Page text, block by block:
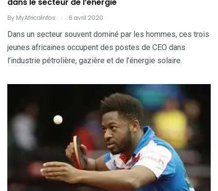
dans le secteur de l’énergie
By MyAfricaInfos . 6 avril 2020
Dans un secteur souvent dominé par les hommes, ces trois
jeunes africaines occupent des postes de CEO dans
l’industrie pétrolière, gazière et de l’énergie solaire.